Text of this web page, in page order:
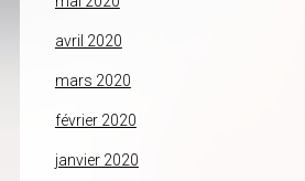
avril 2020
mars 2020
février 2020
janvier 2020